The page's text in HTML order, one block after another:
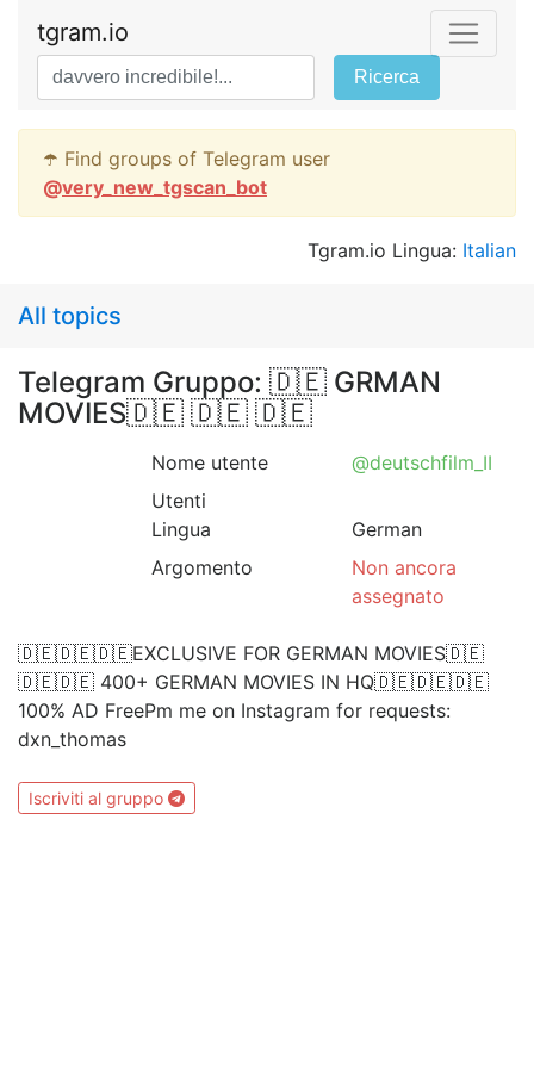
tgram.io
Ricerca
☂️ Find groups of Telegram user
@very_new_tgscan_bot
Tgram.io Lingua: Italian
All topics
Telegram Gruppo: 🇩🇪 GRMAN
MOVIES🇩🇪 🇩🇪 🇩🇪
Nome utente
@deutschfilm_II
Utenti
Lingua
German
Argomento
Non ancora
assegnato
🇩🇪🇩🇪🇩🇪EXCLUSIVE FOR GERMAN MOVIES🇩🇪
🇩🇪🇩🇪 400+ GERMAN MOVIES IN HQ🇩🇪🇩🇪🇩🇪
100% AD FreePm me on Instagram for requests:
dxn_thomas
Iscriviti al gruppo